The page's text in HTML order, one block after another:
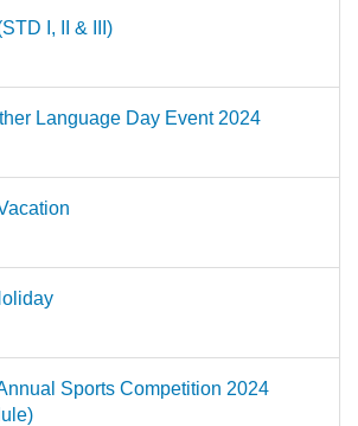
I, II & III)
Language Day Event 2024
Sports Competition 2024